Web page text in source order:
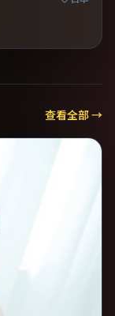
查看全部 →